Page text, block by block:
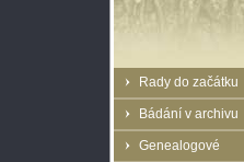
Rady do začátku
Bádání v archivu
Genealogové